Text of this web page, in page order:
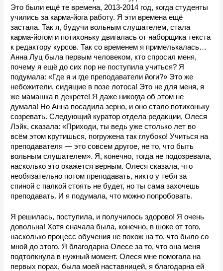
Это были ещё те времена, 2013-2014 год, когда студенты
учились за карма-йога работу. Я эти времена ещё
застала. Так я, будучи вольным слушателем, стала
карма-йогом и потихоньку двигалась от наборщика текста
к редактору курсов. Так со временем я примелькалась…
Анна Луц была первым человеком, кто спросил меня,
почему я ещё до сих пор не поступила учиться? Я
подумала: «Где я и где преподаватели йоги?» Это же
небожители, сидящие в позе лотоса! Это не для меня, я
же мамашка в декрете! Я даже никогда об этом не
думала! Но Анна посадила зерно, и оно стало потихоньку
созревать. Следующий куратор отдела редакции, Олеся
Лэйк, сказала: «Приходи, ты ведь уже столько лет во
всём этом крутишься, погружена так глубоко! Учиться на
преподавателя — это совсем другое, не то, что быть
вольным слушателем». Я, конечно, тогда не подозревала,
насколько это окажется верным. Олеся сказала, что
необязательно потом преподавать, никто у тебя за
спиной с палкой стоять не будет, но ты сама захочешь
преподавать. И я подумала, что можно попробовать.
Я решилась, поступила, и получилось здорово! Я очень
довольна! Хотя сначала была, конечно, в шоке от того,
насколько процесс обучения не похож на то, что было со
мной до этого. Я благодарна Олесе за то, что она меня
подтолкнула в нужный момент. Олеся мне помогала на
первых порах, была моей наставницей, я благодарна ей